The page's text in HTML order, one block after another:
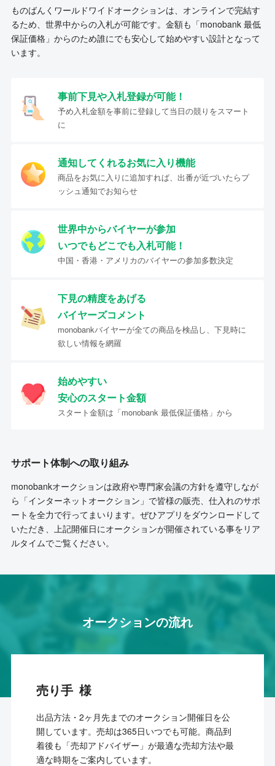
ものばんくワールドワイドオークションは、オンラインで完結す
るため、世界中からの入札が可能です。金額も「monobank 最低
保証価格」からのため誰にでも安心して始めやすい設計となって
います。
事前下見や入札登録が可能！
予め入札金額を事前に登録して当日の競りをスマート
に
通知してくれるお気に入り機能
商品をお気に入りに追加すれば、出番が近づいたらプ
ッシュ通知でお知らせ
世界中からバイヤーが参加
いつでもどこでも入札可能！
中国・香港・アメリカのバイヤーの参加多数決定
下見の精度をあげる
バイヤーズコメント
monobankバイヤーが全ての商品を検品し、下見時に
欲しい情報を網羅
始めやすい
安心のスタート金額
スタート金額は「monobank 最低保証価格」から
サポート体制への取り組み
monobankオークションは政府や専門家会議の方針を遵守しなが
ら「インターネットオークション」で皆様の販売、仕入れのサポ
ートを全力で行ってまいります。ぜひアプリをダウンロードして
いただき、上記開催日にオークションが開催されている事をリア
ルタイムでご覧ください。
オークションの流れ
売り手
出品方法・2ヶ月先までのオークション開催日を公
開しています。売却は365日いつでも可能。商品到
着後も「売却アドバイザー」が最適な売却方法や最
適な時期をご案内しています。